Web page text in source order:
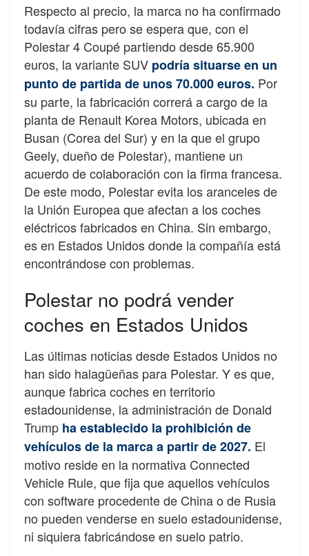
Respecto al precio, la marca no ha confirmado
todavía cifras pero se espera que, con el
Polestar 4 Coupé partiendo desde 65.900
euros, la variante SUV podría situarse en un
punto de partida de unos 70.000 euros. Por
su parte, la fabricación correrá a cargo de la
planta de Renault Korea Motors, ubicada en
Busan (Corea del Sur) y en la que el grupo
Geely, dueño de Polestar), mantiene un
acuerdo de colaboración con la firma francesa.
De este modo, Polestar evita los aranceles de
la Unión Europea que afectan a los coches
eléctricos fabricados en China. Sin embargo,
es en Estados Unidos donde la compañía está
encontrándose con problemas.
Polestar no podrá vender
coches en Estados Unidos
Las últimas noticias desde Estados Unidos no
han sido halagüeñas para Polestar. Y es que,
aunque fabrica coches en territorio
estadounidense, la administración de Donald
Trump ha establecido la prohibición de
vehículos de la marca a partir de 2027. El
motivo reside en la normativa Connected
Vehicle Rule, que fija que aquellos vehículos
con software procedente de China o de Rusia
no pueden venderse en suelo estadounidense,
ni siquiera fabricándose en suelo patrio.